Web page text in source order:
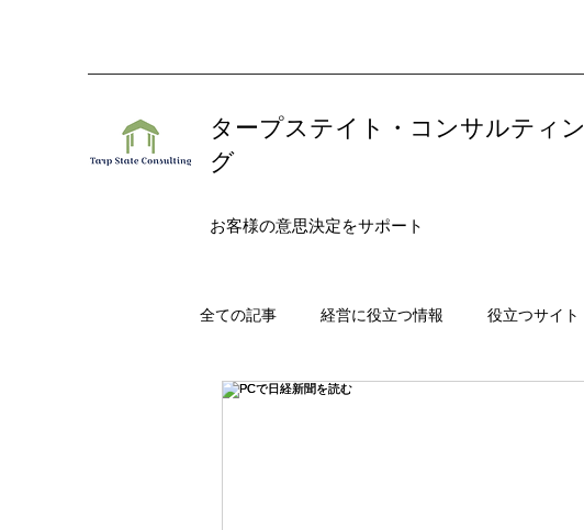
タープステイト・コンサルティン
グ
お客様の意思決定をサポート
全ての記事 経営に役立つ情報 役立つサイト